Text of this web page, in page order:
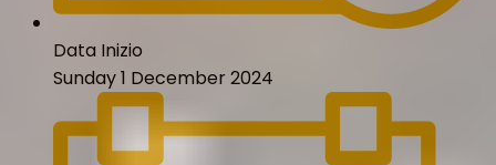
Data Inizio
Sunday 1 December 2024